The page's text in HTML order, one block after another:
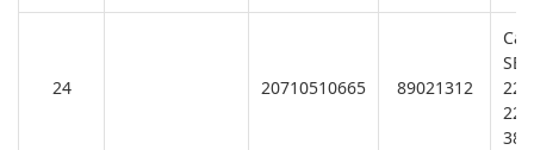
24 20710510665 89021312
SB/